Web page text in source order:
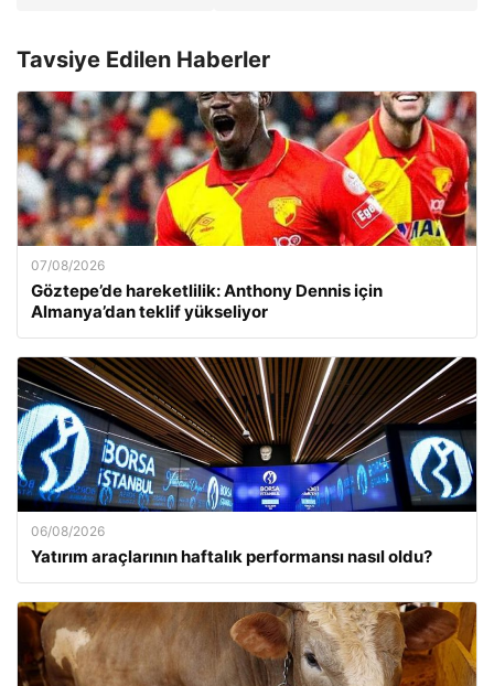
Tavsiye Edilen Haberler
07/08/2026
Göztepe’de hareketlilik: Anthony Dennis için
Almanya’dan teklif yükseliyor
06/08/2026
Yatırım araçlarının haftalık performansı nasıl oldu?